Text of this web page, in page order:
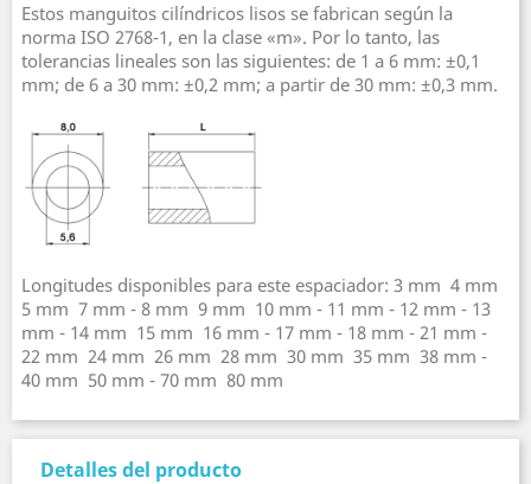
Estos manguitos cilíndricos lisos se fabrican según la
norma ISO 2768-1, en la clase «m». Por lo tanto, las
tolerancias lineales son las siguientes: de 1 a 6 mm: ±0,1
mm; de 6 a 30 mm: ±0,2 mm; a partir de 30 mm: ±0,3 mm.
Longitudes disponibles para este espaciador: 3 mm  4 mm 
5 mm  7 mm - 8 mm  9 mm  10 mm - 11 mm - 12 mm - 13
mm - 14 mm  15 mm  16 mm - 17 mm - 18 mm - 21 mm -
22 mm  24 mm  26 mm  28 mm  30 mm  35 mm  38 mm -
40 mm  50 mm - 70 mm  80 mm
Detalles del producto